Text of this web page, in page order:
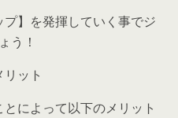
】を発揮していく事でジ
う！
ット
によって以下のメリット